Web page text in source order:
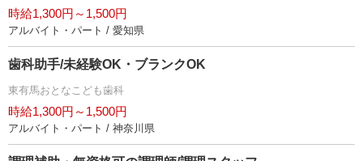
時給1,300円～1,500円
アルバイト・パート / 愛知県
歯科助手/未経験OK・ブランクOK
東有馬おとなこども歯科
時給1,300円～1,500円
アルバイト・パート / 神奈川県